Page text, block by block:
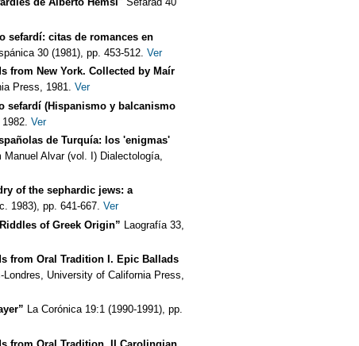
sefardí: citas de romances en
30 (1981), pp. 453-512. Ver
from New York. Collected by Maír
Press, 1981. Ver
sefardí (Hispanismo y balcanismo
Ver
de Turquía: los 'enigmas'
Alvar (vol. I) Dialectología,
of the sephardic jews: a
1983), pp. 641-667. Ver
of Greek Origin” Laografía 33,
from Oral Tradition I. Epic Ballads
Londres, University of California Press,
La Corónica 19:1 (1990-1991), pp.